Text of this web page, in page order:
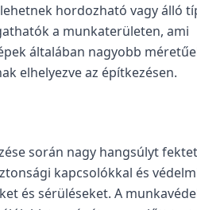
hordozható vagy álló
a munkaterületen, ami
általában nagyobb
elhelyezve az építkezésen.
során nagy hangsúlyt
kapcsolókkal és
és sérüléseket. A